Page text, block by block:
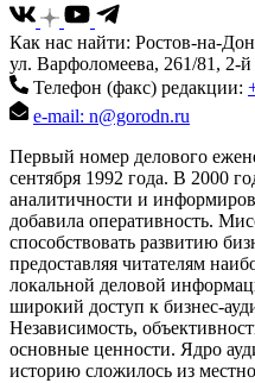
Как нас найти: Ростов-на-
ул. Варфоломеева, 261/81, 2-
Телефон (факс) редакции:
e-mail: n@gorodn.ru
Первый номер делового
сентября 1992 года. В 2000
аналитичности и
добавила оперативность.
способствовать развитию
предоставляя читателям
локальной деловой
широкий доступ к бизнес-
Независимость,
основные ценности. Ядро
историю сложилось из